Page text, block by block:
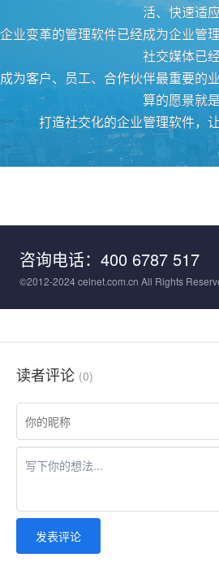
活、快速适应
企业变革的管理软件已经成为企业管
社交媒体已
成为客户、员工、合作伙伴最重要的
算的愿景就是
打造社交化的企业管理软件，
咨询电话：400 6787 517
©2012-2024 celnet.com.cn All Rights
读者评论 (0)
发表评论